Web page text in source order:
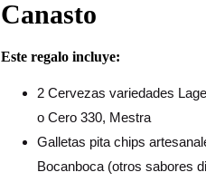
Canasto
Este regalo incluye:
2 Cervezas variedades
o Cero 330, Mestra
Galletas pita chips
Bocanboca (otros sabores